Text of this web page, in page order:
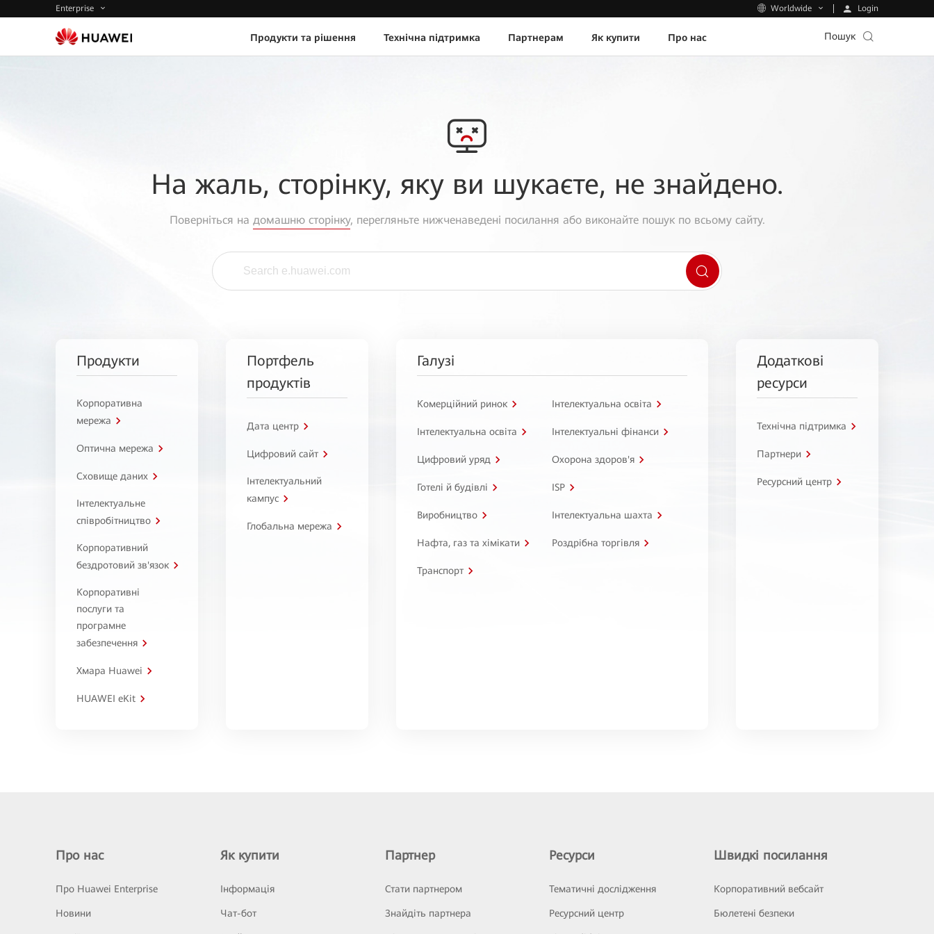
Enterprise Worldwide Login
Продукти та рішення Технічна підтримка Партнерам Як купити Про нас Пошук
На жаль, сторінку, яку ви шукаєте, не знайдено.
Поверніться на домашню сторінку, перегляньте нижченаведені посилання або виконайте пошук по всьому сайту.
Продукти
Корпоративна
мережа
Оптична мережа
Сховище даних
Інтелектуальне
співробітництво
Корпоративний
бездротовий зв'язок
Корпоративні
послуги та
програмне
забезпечення
Хмара Huawei
HUAWEI eKit
Портфель
продуктів
Дата центр
Цифровий сайт
Інтелектуальний
кампус
Глобальна мережа
Галузі
Комерційний ринок Інтелектуальна освіта
Інтелектуальна освіта Інтелектуальні фінанси
Цифровий уряд Охорона здоров'я
Готелі й будівлі ISP
Виробництво Інтелектуальна шахта
Нафта, газ та хімікати Роздрібна торгівля
Транспорт
Додаткові
ресурси
Технічна підтримка
Партнери
Ресурсний центр
Про нас
Про Huawei Enterprise
Новини
Як купити
Інформація
Чат-бот
Партнер
Стати партнером
Знайдіть партнера
Ресурси
Тематичні дослідження
Ресурсний центр
Швидкі посилання
Корпоративний вебсайт
Бюлетені безпеки